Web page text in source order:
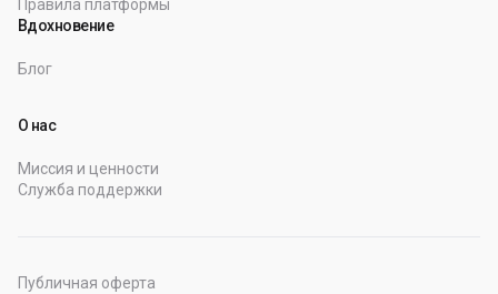
Правила платформы
Вдохновение
Блог
О нас
Миссия и ценности
Служба поддержки
Публичная оферта